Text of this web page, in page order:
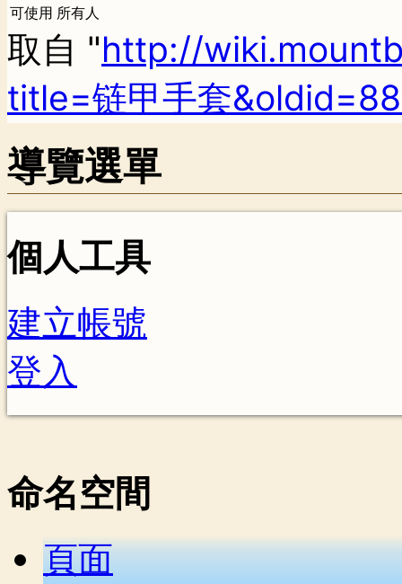
可使用 所有人
取自 "http://
title=链甲手套
導覽選單
個人工具
建立帳號
登入
命名空間
頁面